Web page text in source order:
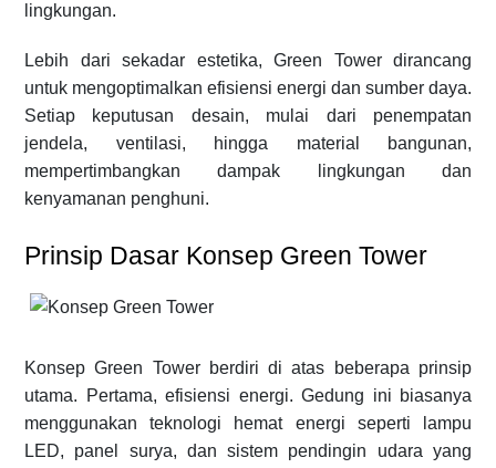
lingkungan.
Lebih dari sekadar estetika, Green Tower dirancang
untuk mengoptimalkan efisiensi energi dan sumber daya.
Setiap keputusan desain, mulai dari penempatan
jendela, ventilasi, hingga material bangunan,
mempertimbangkan dampak lingkungan dan
kenyamanan penghuni.
Prinsip Dasar Konsep Green Tower
Konsep Green Tower berdiri di atas beberapa prinsip
utama. Pertama, efisiensi energi. Gedung ini biasanya
menggunakan teknologi hemat energi seperti lampu
LED, panel surya, dan sistem pendingin udara yang